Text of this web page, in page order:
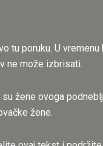
poruku. U
ne može izbrisati.
žene ovoga
žene.